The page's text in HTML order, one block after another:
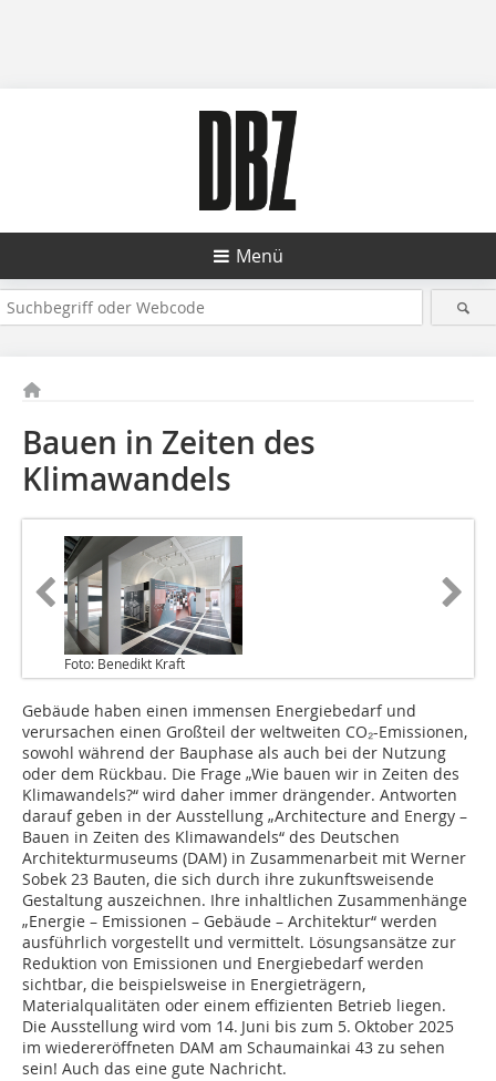
Menü
Bauen in Zeiten des
Klimawandels
Foto: Benedikt Kraft
Gebäude haben einen immensen Energiebedarf und
verursachen einen Großteil der weltweiten CO₂-Emissionen,
sowohl während der Bauphase als auch bei der Nutzung
oder dem Rückbau. Die Frage „Wie bauen wir in Zeiten des
Klimawandels?“ wird daher immer drängender. Antworten
darauf geben in der Ausstellung „Architecture and Energy –
Bauen in Zeiten des Klimawandels“ des Deutschen
Architekturmuseums (DAM) in Zusammenarbeit mit Werner
Sobek 23 Bauten, die sich durch ihre zukunftsweisende
Gestaltung auszeichnen. Ihre inhaltlichen Zusammenhänge
„Energie – Emissionen – Gebäude – Architektur“ werden
ausführlich vorgestellt und vermittelt. Lösungsansätze zur
Reduktion von Emissionen und Energiebedarf werden
sichtbar, die beispielsweise in Energieträgern,
Materialqualitäten oder einem effizienten Betrieb liegen.
Die Ausstellung wird vom 14. Juni bis zum 5. Oktober 2025
im wiedereröffneten DAM am Schaumainkai 43 zu sehen
sein! Auch das eine gute Nachricht.